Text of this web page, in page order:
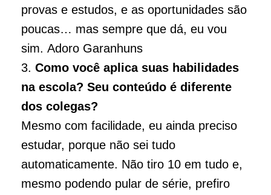
provas e estudos, e as oportunidades são
poucas… mas sempre que dá, eu vou
sim. Adoro Garanhuns
3. Como você aplica suas habilidades
na escola? Seu conteúdo é diferente
dos colegas?
Mesmo com facilidade, eu ainda preciso
estudar, porque não sei tudo
automaticamente. Não tiro 10 em tudo e,
mesmo podendo pular de série, prefiro